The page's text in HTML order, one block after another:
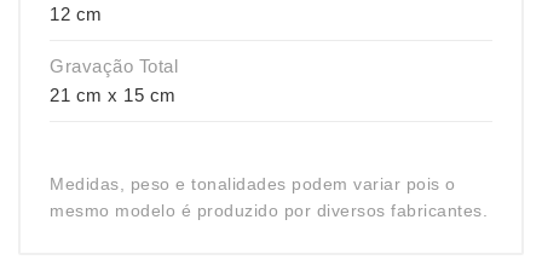
12 cm
Gravação Total
21 cm x 15 cm
Medidas, peso e tonalidades podem variar pois o
mesmo modelo é produzido por diversos fabricantes.